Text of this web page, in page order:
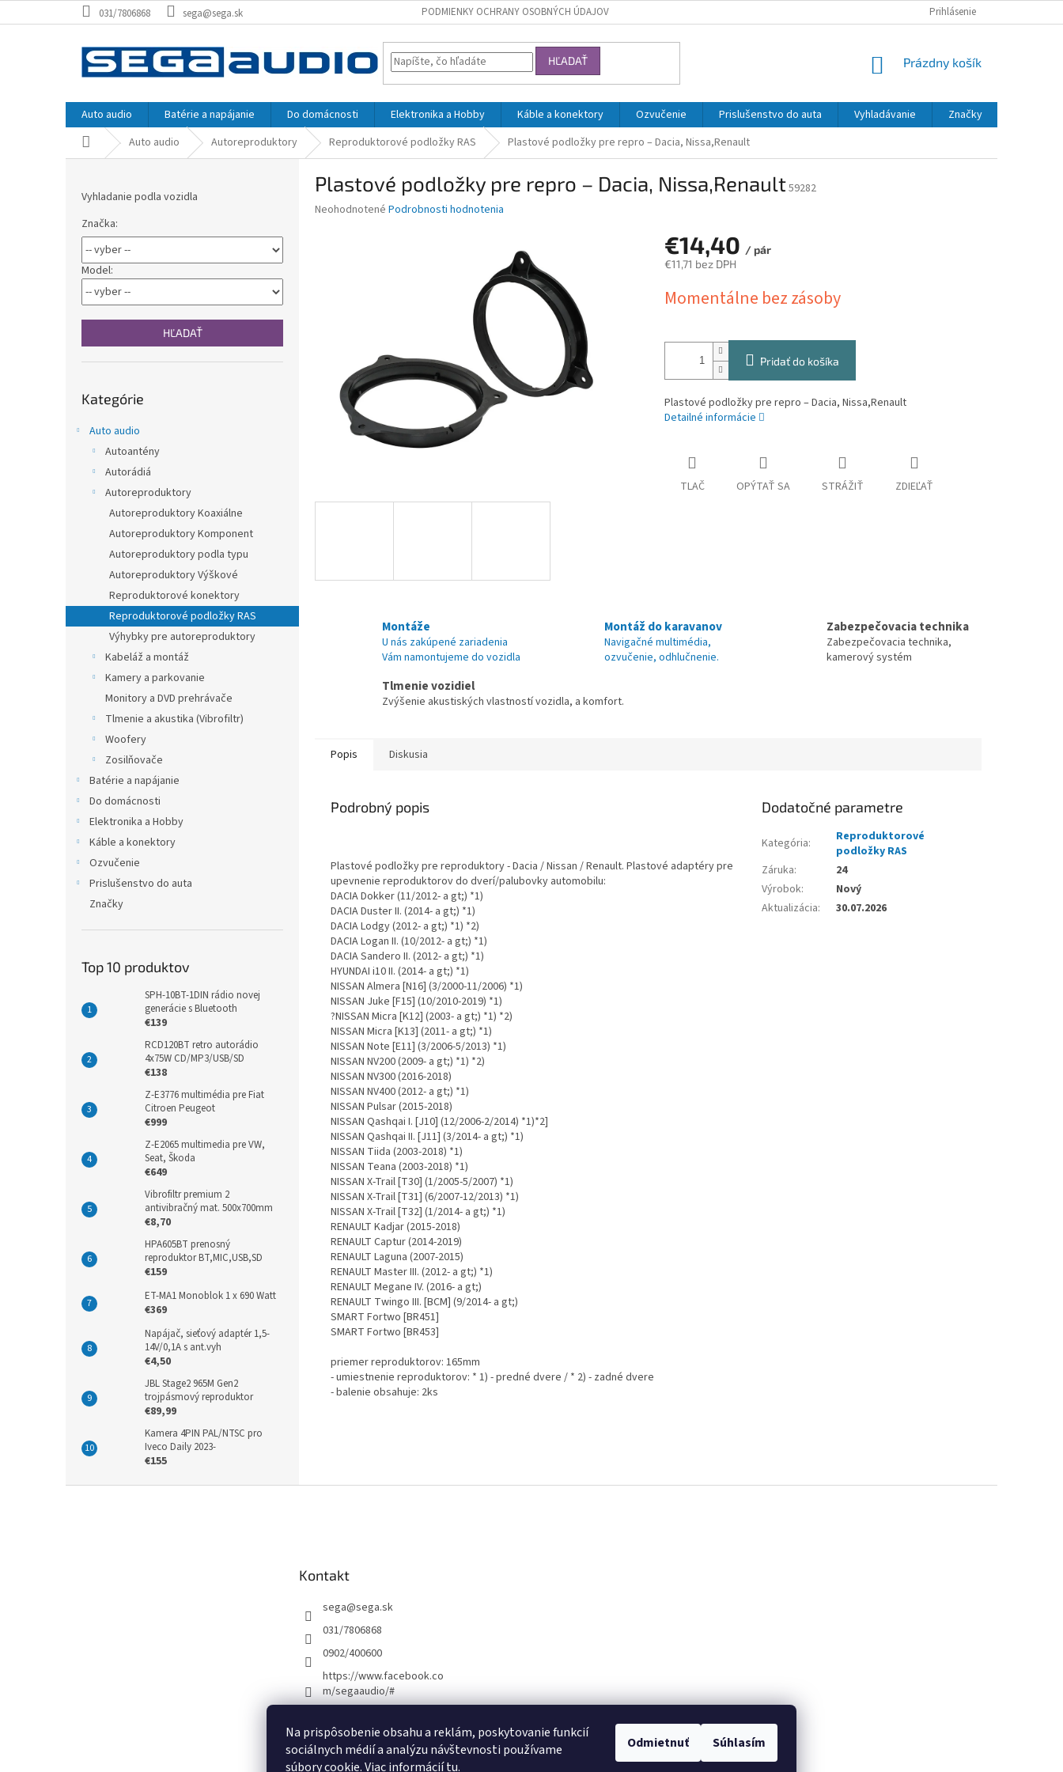
Na prispôsobenie obsahu a reklám, poskytovanie funkcií
sociálnych médií a analýzu návštevnosti používame
súbory cookie. Viac informáciítu.
Odmietnuť Súhlasím
na
031/7806868 sega@sega.sk PODMIENKY OCHRANY OSOBNÝCH ÚDAJOV Prihlásenie
HĽADAŤ
NÁKUPNÝ
Prázdny košík
Auto audio Batérie a napájanie Do domácnosti Elektronika a Hobby Káble a konektory Ozvučenie Prislušenstvo do auta Vyhladávanie
Značky
DomovAuto audio Autoreproduktory Reproduktorové podložky RAS Plastové podložky pre repro – Dacia, Nissa,Renault
Vyhladanie podla vozidla
Značka:
Model:
HĽADAŤ
kategórie
Kategórie
Auto audio
Autoantény
Autorádiá
Autoreproduktory
Autoreproduktory Koaxiálne
Autoreproduktory Komponent
Autoreproduktory podla typu
Autoreproduktory Výškové
Reproduktorové konektory
Reproduktorové podložky RAS
Výhybky pre autoreproduktory
Kabeláž a montáž
Kamery a parkovanie
Monitory a DVD prehrávače
Tlmenie a akustika (Vibrofiltr)
Woofery
Zosilňovače
Batérie a napájanie
Do domácnosti
Elektronika a Hobby
Káble a konektory
Ozvučenie
Prislušenstvo do auta
Značky
Top 10 produktov
SPH-10BT-1DIN rádio novej
generácie s Bluetooth
€139
RCD120BT retro autorádio
4x75W CD/MP3/USB/SD
€138
Z-E3776 multimédia pre Fiat
Citroen Peugeot
€999
Z-E2065 multimedia pre VW,
Seat, Škoda
€649
Vibrofiltr premium 2
antivibračný mat. 500x700mm
€8,70
HPA605BT prenosný
reproduktor BT,MIC,USB,SD
€159
ET-MA1 Monoblok 1 x 690 Watt
€369
Napájač, sieťový adaptér 1,5-
14V/0,1A s ant.vyh
€4,50
JBL Stage2 965M Gen2
trojpásmový reproduktor
€89,99
Kamera 4PIN PAL/NTSC pro
Iveco Daily 2023-
€155
Plastové podložky pre repro – Dacia, Nissa,Renault59282
Priemerné
Neohodnotené Podrobnosti hodnotenia
€14,40 / pár
€11,71 bez DPH
cena:
Momentálne bez zásoby
Pridať do košíka
Plastové podložky pre repro – Dacia, Nissa,Renault
Detailné informácie
TLAČ OPÝTAŤ SA STRÁŽIŤ ZDIEĽAŤ
Montáže
U nás zakúpené zariadenia
Vám namontujeme do vozidla
Montáž do karavanov
Navigačné multimédia,
ozvučenie, odhlučnenie.
Zabezpečovacia technika
Zabezpečovacia technika,
kamerový systém
Tlmenie vozidiel
Zvýšenie akustiských vlastností vozidla, a komfort.
Popis Diskusia
Podrobný popis
Plastové podložky pre reproduktory - Dacia / Nissan / Renault. Plastové adaptéry pre
upevnenie reproduktorov do dverí/palubovky automobilu:
DACIA Dokker (11/2012- a gt;) *1)
DACIA Duster II. (2014- a gt;) *1)
DACIA Lodgy (2012- a gt;) *1) *2)
DACIA Logan II. (10/2012- a gt;) *1)
DACIA Sandero II. (2012- a gt;) *1)
HYUNDAI i10 II. (2014- a gt;) *1)
NISSAN Almera [N16] (3/2000-11/2006) *1)
NISSAN Juke [F15] (10/2010-2019) *1)
?NISSAN Micra [K12] (2003- a gt;) *1) *2)
NISSAN Micra [K13] (2011- a gt;) *1)
NISSAN Note [E11] (3/2006-5/2013) *1)
NISSAN NV200 (2009- a gt;) *1) *2)
NISSAN NV300 (2016-2018)
NISSAN NV400 (2012- a gt;) *1)
NISSAN Pulsar (2015-2018)
NISSAN Qashqai I. [J10] (12/2006-2/2014) *1)*2]
NISSAN Qashqai II. [J11] (3/2014- a gt;) *1)
NISSAN Tiida (2003-2018) *1)
NISSAN Teana (2003-2018) *1)
NISSAN X-Trail [T30] (1/2005-5/2007) *1)
NISSAN X-Trail [T31] (6/2007-12/2013) *1)
NISSAN X-Trail [T32] (1/2014- a gt;) *1)
RENAULT Kadjar (2015-2018)
RENAULT Captur (2014-2019)
RENAULT Laguna (2007-2015)
RENAULT Master III. (2012- a gt;) *1)
RENAULT Megane IV. (2016- a gt;)
RENAULT Twingo III. [BCM] (9/2014- a gt;)
SMART Fortwo [BR451]
SMART Fortwo [BR453]
priemer reproduktorov: 165mm
- umiestnenie reproduktorov: * 1) - predné dvere / * 2) - zadné dvere
- balenie obsahuje: 2ks
Dodatočné parametre
Kategória:
Reproduktorové
podložky RAS
Záruka:
24
Výrobok:
Nový
Aktualizácia: 30.07.2026
Kontakt
sega@sega.sk
031/7806868
0902/400600
https://www.facebook.co
m/segaaudio/#
[ Informácie o možnosti montáže ] [ Obchodné podmienky ] [ Ochrana osobných údajov GDRP ]